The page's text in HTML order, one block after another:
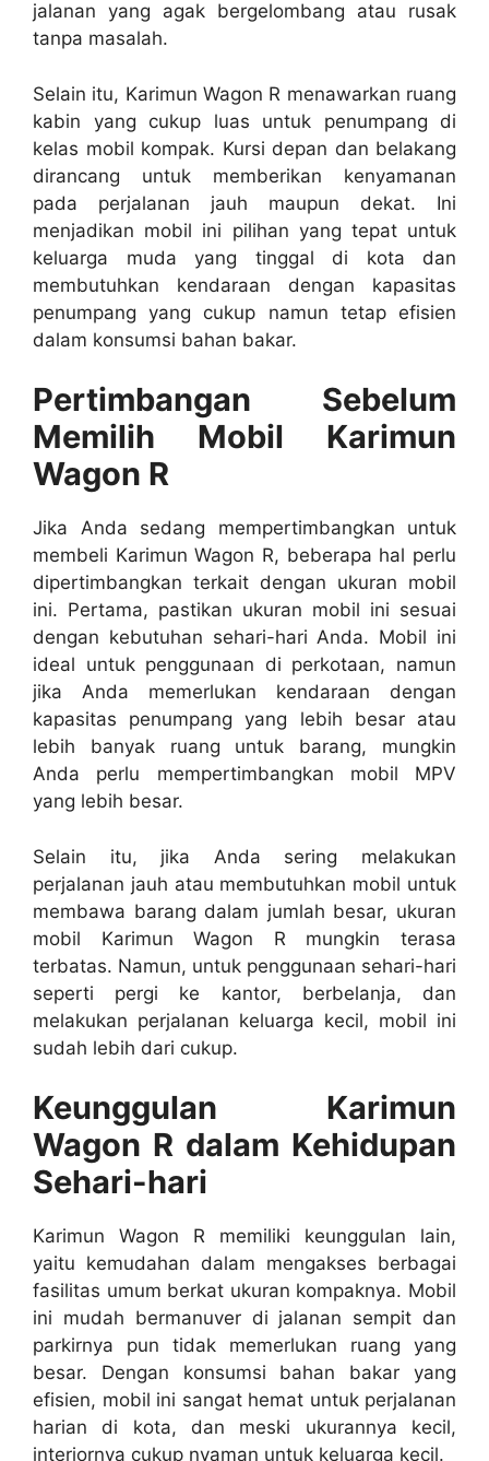
jalanan yang agak bergelombang atau rusak
tanpa masalah.
Selain itu, Karimun Wagon R menawarkan ruang
kabin yang cukup luas untuk penumpang di
kelas mobil kompak. Kursi depan dan belakang
dirancang untuk memberikan kenyamanan
pada perjalanan jauh maupun dekat. Ini
menjadikan mobil ini pilihan yang tepat untuk
keluarga muda yang tinggal di kota dan
membutuhkan kendaraan dengan kapasitas
penumpang yang cukup namun tetap efisien
dalam konsumsi bahan bakar.
Pertimbangan Sebelum
Memilih Mobil Karimun
Wagon R
Jika Anda sedang mempertimbangkan untuk
membeli Karimun Wagon R, beberapa hal perlu
dipertimbangkan terkait dengan ukuran mobil
ini. Pertama, pastikan ukuran mobil ini sesuai
dengan kebutuhan sehari-hari Anda. Mobil ini
ideal untuk penggunaan di perkotaan, namun
jika Anda memerlukan kendaraan dengan
kapasitas penumpang yang lebih besar atau
lebih banyak ruang untuk barang, mungkin
Anda perlu mempertimbangkan mobil MPV
yang lebih besar.
Selain itu, jika Anda sering melakukan
perjalanan jauh atau membutuhkan mobil untuk
membawa barang dalam jumlah besar, ukuran
mobil Karimun Wagon R mungkin terasa
terbatas. Namun, untuk penggunaan sehari-hari
seperti pergi ke kantor, berbelanja, dan
melakukan perjalanan keluarga kecil, mobil ini
sudah lebih dari cukup.
Keunggulan Karimun
Wagon R dalam Kehidupan
Sehari-hari
Karimun Wagon R memiliki keunggulan lain,
yaitu kemudahan dalam mengakses berbagai
fasilitas umum berkat ukuran kompaknya. Mobil
ini mudah bermanuver di jalanan sempit dan
parkirnya pun tidak memerlukan ruang yang
besar. Dengan konsumsi bahan bakar yang
efisien, mobil ini sangat hemat untuk perjalanan
harian di kota, dan meski ukurannya kecil,
interiornya cukup nyaman untuk keluarga kecil.